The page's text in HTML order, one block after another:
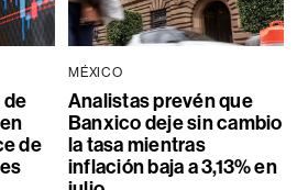
de
de
MÉXICO
Analistas prevén que
Banxico deje sin cambio
la tasa mientras
inflación baja a 3,13% en